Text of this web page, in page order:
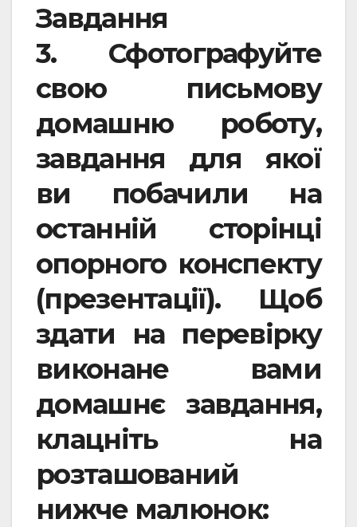
Завдання
3. Сфотографуйте
свою письмову
домашню роботу,
завдання для якої
ви побачили на
останній сторінці
опорного конспекту
(презентації). Щоб
здати на перевірку
виконане вами
домашнє завдання,
клацніть на
розташований
нижче малюнок: